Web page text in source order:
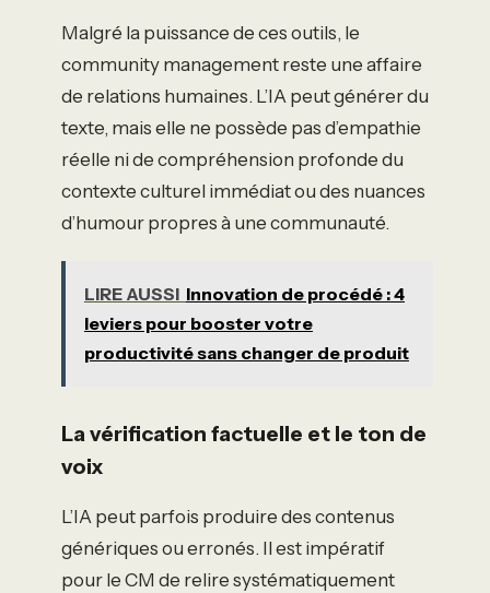
Malgré la puissance de ces outils, le
community management reste une affaire
de relations humaines. L’IA peut générer du
texte, mais elle ne possède pas d’empathie
réelle ni de compréhension profonde du
contexte culturel immédiat ou des nuances
d’humour propres à une communauté.
LIRE AUSSI Innovation de procédé : 4
leviers pour booster votre
productivité sans changer de produit
La vérification factuelle et le ton de
voix
L’IA peut parfois produire des contenus
génériques ou erronés. Il est impératif
pour le CM de relire systématiquement